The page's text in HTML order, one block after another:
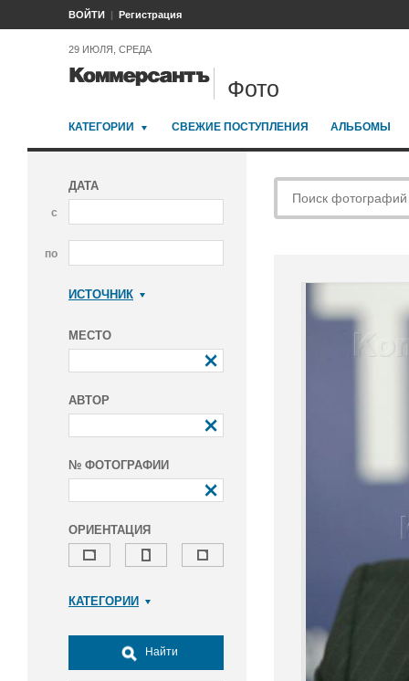
ВОЙТИ Регистрация
29 ИЮЛЯ, СРЕДА
Фото
КАТЕГОРИИ СВЕЖИЕ ПОСТУПЛЕНИЯ АЛЬБОМЫ
ДАТА
с
по
ИСТОЧНИК
МЕСТО
АВТОР
№ ФОТОГРАФИИ
ОРИЕНТАЦИЯ
КАТЕГОРИИ
Досуг, туризм и отдых
Культура
Найти